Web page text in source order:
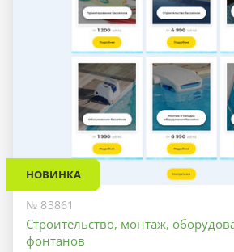
НОВИНКА
№ 83861
Строительство, монтаж,
фонтанов